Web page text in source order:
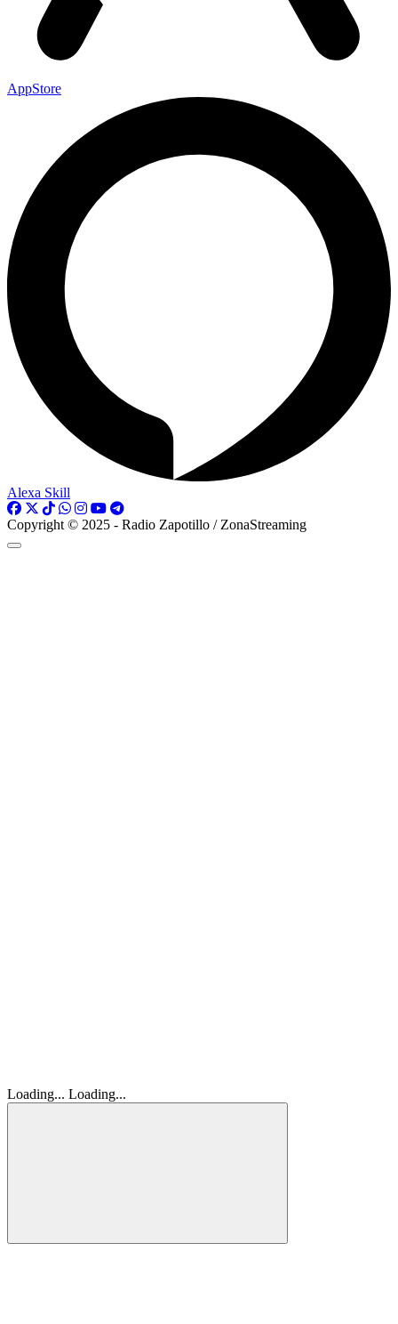
AppStore
Alexa Skill
Copyright © 2025 - Radio Zapotillo / ZonaStreaming
Loading... Loading...